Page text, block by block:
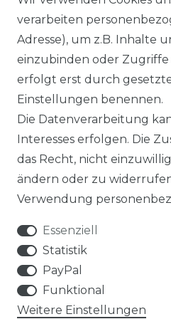
verarbeiten
Adresse), um z.B. Inhalte
einzubinden oder Zugriffe
erfolgt erst durch
Einstellungen benennen.
Die Datenverarbeitung
Interesses erfolgen. Die
das Recht, nicht
ändern oder zu
Verwendung
Essenziell
Statistik
PayPal
Funktional
Weitere Einstellungen